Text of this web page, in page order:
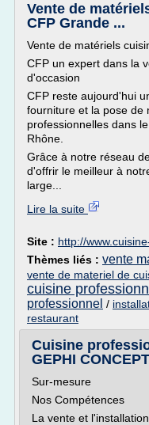
Vente de
CFP Grande ...
Vente de matériels
CFP un expert dans la
d'occasion
CFP reste aujourd'hui
fourniture et la pose de
professionnelles dans
Rhône.
Grâce à notre réseau
d'offrir le meilleur à
large...
Lire la suite
Site : http://
Thèmes liés : vente
vente de materiel de
cuisine
professionnel /
restaurant
Cuisine
GEPHI
Sur-mesure
Nos Compétences
La vente et